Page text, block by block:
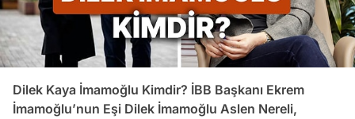
Dilek Kaya İmamoğlu Kimdir? İBB Başkanı Ekrem
İmamoğlu’nun Eşi Dilek İmamoğlu Aslen Nereli,